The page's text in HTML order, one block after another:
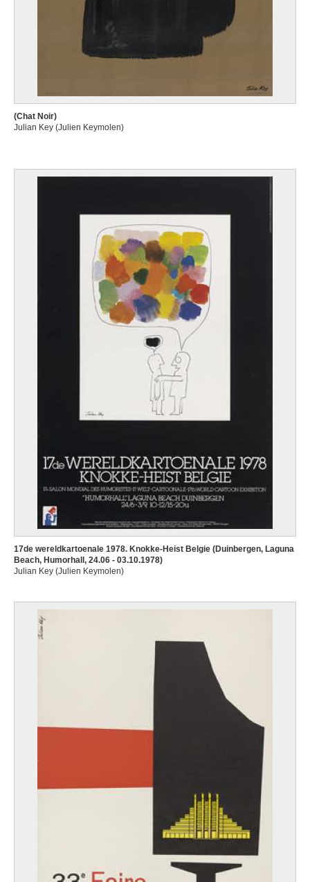
(Chat Noir)
Julian Key (Julien Keymolen)
17de wereldkartoenale 1978. Knokke-Heist Belgie (Duinbergen, Laguna
Beach, Humorhall, 24.06 - 03.10.1978)
Julian Key (Julien Keymolen)